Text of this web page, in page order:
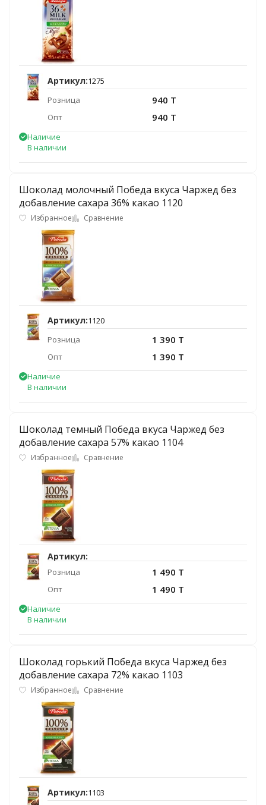
Артикул:1275
Розница
940 T
Опт 940 T
Наличие
В наличии
Шоколад молочный Победа вкуса Чаржед без
добавление сахара 36% какао 1120
Избранное Сравнение
Артикул:1120
Розница
1 390 T
Опт 1 390 T
Наличие
В наличии
Шоколад темный Победа вкуса Чаржед без
добавление сахара 57% какао 1104
Избранное Сравнение
Артикул:
Розница 1 490 T
Опт 1 490 T
Наличие
В наличии
Шоколад горький Победа вкуса Чаржед без
добавление сахара 72% какао 1103
Избранное Сравнение
Артикул:1103